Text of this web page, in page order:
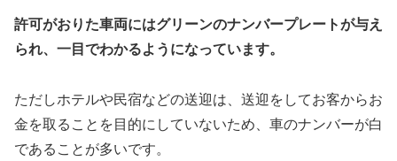
許可がおりた車両にはグリーンのナンバープレートが与え
られ、一目でわかるようになっています。
ただしホテルや民宿などの送迎は、送迎をしてお客からお
金を取ることを目的にしていないため、車のナンバーが白
であることが多いです。